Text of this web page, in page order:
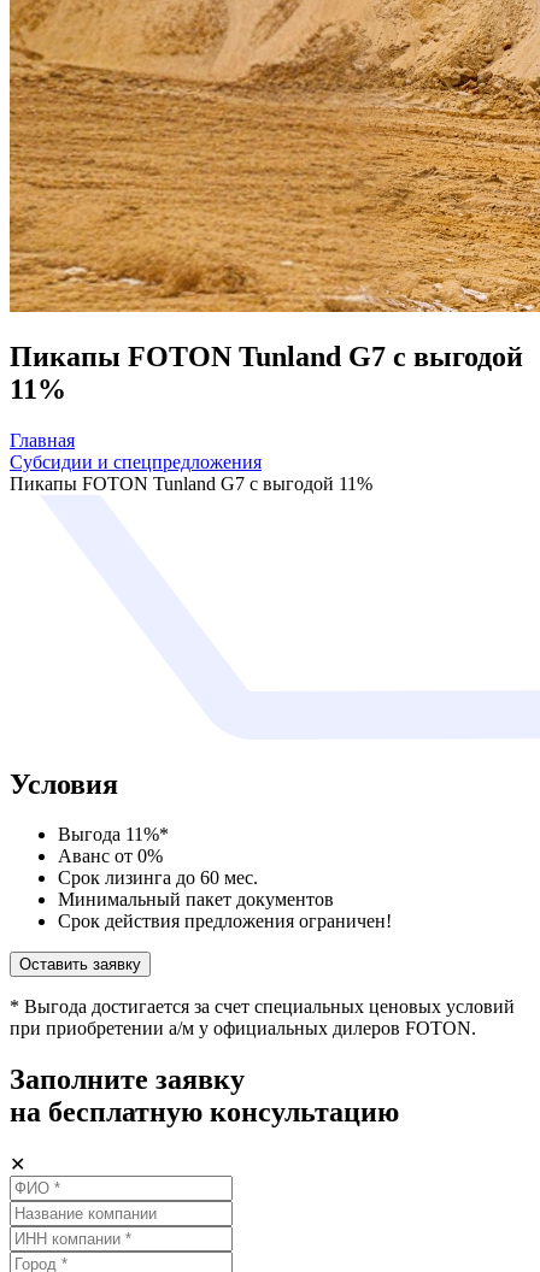
Пикапы FOTON Tunland G7 с выгодой
11%
Главная
Субсидии и спецпредложения
Пикапы FOTON Tunland G7 с выгодой 11%
Условия
Выгода 11%*
Аванс от 0%
Срок лизинга до 60 мес.
Минимальный пакет документов
Срок действия предложения ограничен!
Оставить заявку
* Выгода достигается за счет специальных ценовых условий
при приобретении а/м у официальных дилеров FOTON.
Заполните заявку
на бесплатную консультацию
✕